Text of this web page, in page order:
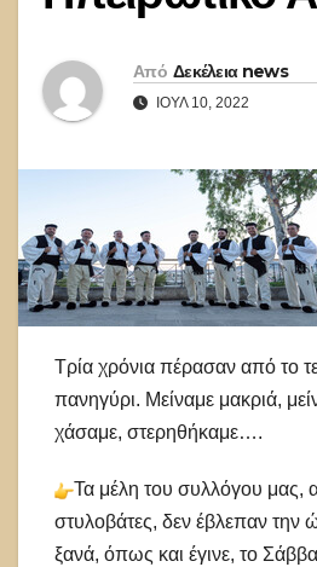
Από Δεκέλεια news
ΙΟΎΛ 10, 2022
Τρία χρόνια πέρασαν από το
πανηγύρι. Μείναμε μακριά,
χάσαμε, στερηθήκαμε….
Τα μέλη του συλλόγου μας,
στυλοβάτες, δεν έβλεπαν την
ξανά, όπως και έγινε, το